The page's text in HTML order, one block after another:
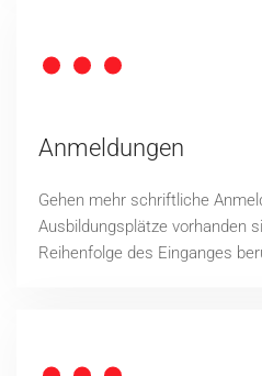
Anmeldungen
Gehen mehr schriftliche
Ausbildungsplätze vorhanden
Reihenfolge des Einganges